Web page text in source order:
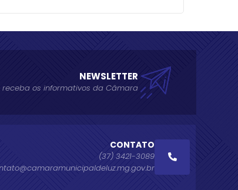
CONTATO
(37) 3421-3089
NEWSLETTER
os informativos da Câmara